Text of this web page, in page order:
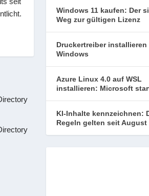
Windows 11 kaufen: Der
Weg zur gültigen Lizenz
Druckertreiber installieren
Windows
Azure Linux 4.0 auf WSL
installieren: Microsoft
KI-Inhalte kennzeichnen:
Regeln gelten seit August